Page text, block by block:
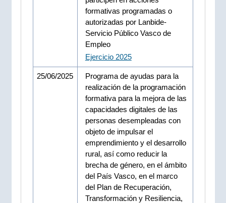
formativas programadas o
autorizadas por Lanbide-
Servicio Público Vasco de
Empleo
Ejercicio 2025
25/06/2025
Programa de ayudas para la
realización de la programación
formativa para la mejora de las
capacidades digitales de las
personas desempleadas con
objeto de impulsar el
emprendimiento y el desarrollo
rural, así como reducir la
brecha de género, en el ámbito
del País Vasco, en el marco
del Plan de Recuperación,
Transformación y Resiliencia,